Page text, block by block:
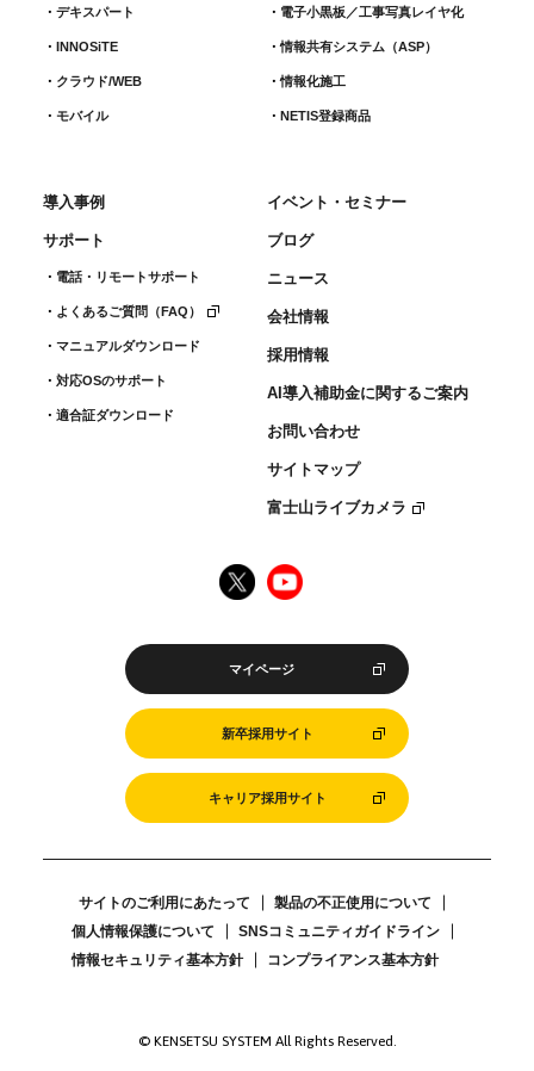
デキスパート
INNOSiTE
クラウド/WEB
モバイル
電子小黒板／工事写真レイヤ化
情報共有システム（ASP）
情報化施工
NETIS登録商品
導入事例
サポート
電話・リモートサポート
よくあるご質問（FAQ）
マニュアルダウンロード
対応OSのサポート
適合証ダウンロード
イベント・セミナー
ブログ
ニュース
会社情報
採用情報
AI導入補助金に関するご案内
お問い合わせ
サイトマップ
富士山ライブカメラ
マイページ
新卒採用サイト
キャリア採用サイト
サイトのご利用にあたって
製品の不正使用について
個人情報保護について
SNSコミュニティガイドライン
情報セキュリティ基本方針
コンプライアンス基本方針
© KENSETSU SYSTEM All Rights Reserved.